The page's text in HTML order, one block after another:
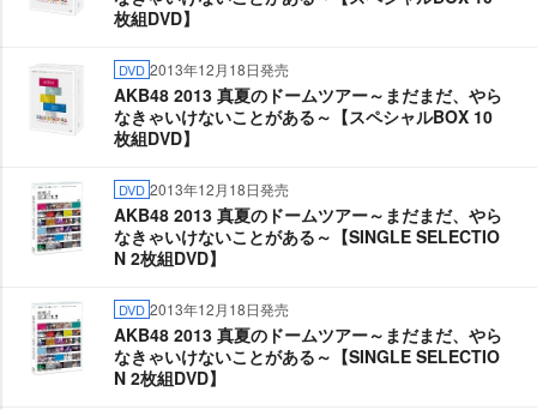
枚組DVD】
DVD 2013年12月18日発売
AKB48 2013 真夏のドームツアー～まだまだ、やら
なきゃいけないことがある～【スペシャルBOX 10
枚組DVD】
DVD 2013年12月18日発売
AKB48 2013 真夏のドームツアー～まだまだ、やら
なきゃいけないことがある～【SINGLE SELECTIO
N 2枚組DVD】
DVD 2013年12月18日発売
AKB48 2013 真夏のドームツアー～まだまだ、やら
なきゃいけないことがある～【SINGLE SELECTIO
N 2枚組DVD】